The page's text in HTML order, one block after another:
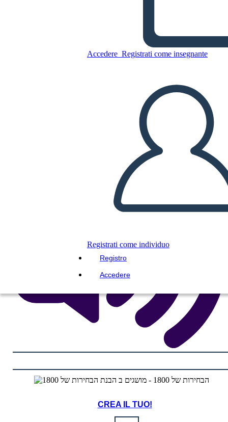
Accedere Registrati come insegnante
Registrati come individuo
Registro
Accedere
הבנת הבחירות של 1800
Copia questo Storyboard
CREARE UNO STORYBOARD
RIPRODURRE LA PRESENTAZIONE
LEGGIMI
CREA IL TUO!